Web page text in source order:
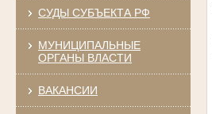
СУДЫ СУБЪЕКТА РФ
МУНИЦИПАЛЬНЫЕ
ОРГАНЫ ВЛАСТИ
ВАКАНСИИ